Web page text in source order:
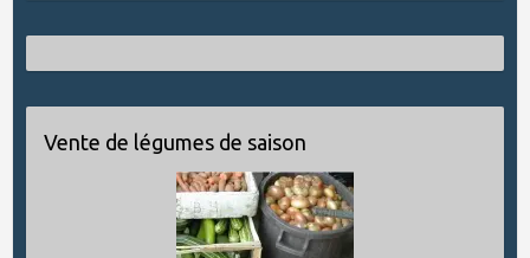
Vente de légumes de saison